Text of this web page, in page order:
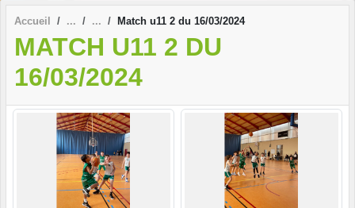
Accueil Match u11 2 du 16/03/2024
MATCH U11 2 DU
16/03/2024